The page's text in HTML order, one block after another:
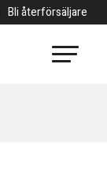
Bli återförsäljare